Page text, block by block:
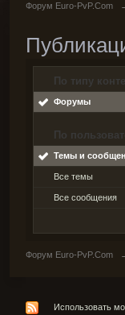
Форум Euro-PvP.Com
По типу
Форумы
По
Темы и
Все темы
Все сообщения
Форум Euro-PvP.Com
Использовать